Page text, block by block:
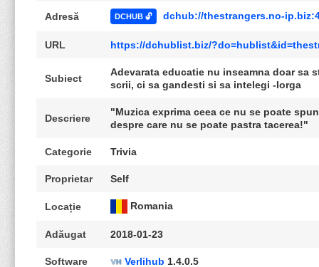
Adresă DCHUB 🔓 dchub://thestrangers.no-
URL https://dchublist.biz/
Subiect
Adevarata educatie nu inseamna doar sa
scrii, ci sa gandesti si sa intelegi -Iorga
Descriere
"Muzica exprima ceea ce nu se poate
despre care nu se poate pastra tacerea!"
Categorie Trivia
Proprietar Self
Locație Romania
Adăugat 2018-01-23
Software Verlihub 1.4.0.5